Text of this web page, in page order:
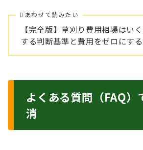
あわせて読みたい
【完全版】草刈り費用相場はい
する判断基準と費用をゼロにす
よくある質問（FAQ）
消